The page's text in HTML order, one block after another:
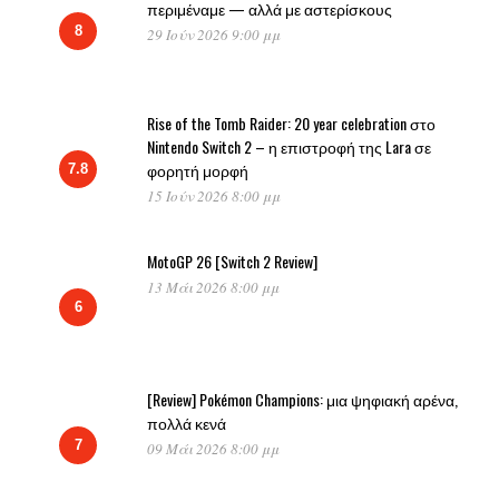
8
περιμέναμε — αλλά με αστερίσκους
29 Ιούν 2026 9:00 μμ
7.8
Rise of the Tomb Raider: 20 year celebration στο
Nintendo Switch 2 – η επιστροφή της Lara σε
φορητή μορφή
15 Ιούν 2026 8:00 μμ
6
MotoGP 26 [Switch 2 Review]
13 Μάι 2026 8:00 μμ
7
[Review] Pokémon Champions: μια ψηφιακή αρένα,
πολλά κενά
09 Μάι 2026 8:00 μμ